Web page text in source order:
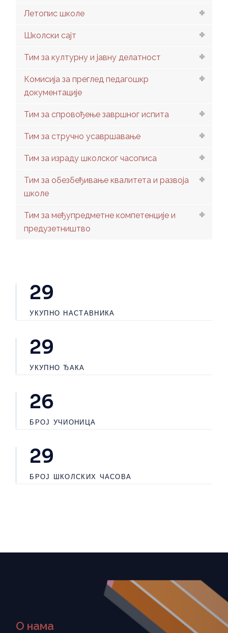
Летопис школе
Школски сајт
Тим за културну и јавну делатност
Комисија за преглед педагошкр
документације
Тим за спровођење завршног испита
Тим за стручно усавршавање
Тим за израду школског часописа
Тим за обезбеђивање квалитета и развоја
школе
Тим за међупредметне компетенције и
предузетништво
31
УКУПНО НАСТАВНИКА
31
УКУПНО ЂАКА
26
БРОЈ УЧИОНИЦА
31
БРОЈ ШКОЛСКИХ ЧАСОВА
О нама